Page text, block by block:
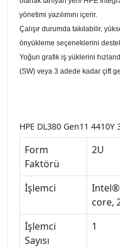
yönetimi yazılımını içerir.
Çalışır durumda takılabilir,
önyükleme seçeneklerini
Yoğun grafik iş yüklerini
(SW) veya 3 adede kadar çift
HPE DL380 Gen11 4410Y
Form
Faktörü
2U
İşlemci
Intel®
core,
İşlemci
Sayısı
1